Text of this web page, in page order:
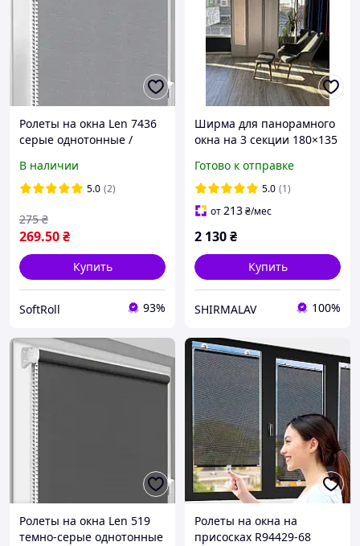
Ролеты на окна Len 7436
серые однотонные /
32,5х160 см
В наличии
5.0 (2)
269.50₴
275 ₴
Купить
SoftRoll 93%
Ширма для панорамного
окна на 3 секции 180×135
Готово к отправке
5.0 (1)
от213₴/мес
2 130₴
Купить
SHIRMALAV 100%
Ролеты на окна Len 519
темно-серые однотонные
Ролеты на окна на
присосках R94429-68